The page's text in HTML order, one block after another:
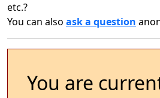
etc.?
You can also ask a question
You are